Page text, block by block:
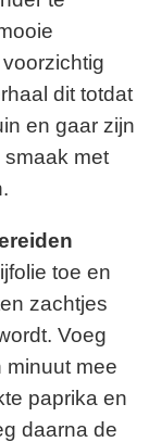
dit totdat
en gaar zijn
smaak met
toe en
zachtjes
Voeg
minuut mee
paprika en
daarna de